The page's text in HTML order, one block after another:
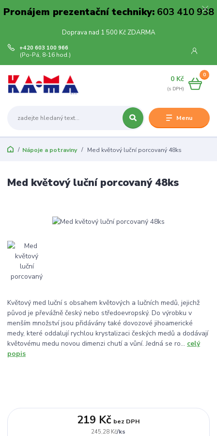
Pronájem prezentační techniky:603 410 938
Doprava nad 1 500 Kč ZDARMA
Menu
+420 603 100 966
(Po-Pá, 8-16 hod.)
0
0 Kč
Nápoje a potraviny Med květový luční porcovaný 48ks
Med květový luční porcovaný 48ks
Květový med luční s obsahem květových a lučních medů, jejichž
původ je převážně český nebo středoevropský. Do výrobku v
menším množství jsou přidávány také dovozové jihoamerické
medy, které oddalují rychlou krystalizaci českých medů a dodávají
květovému medu novou dimenzi chutí a vůní. Jedná se ro... celý
popis
245,28 Kč/ks
219 Kč bez DPH